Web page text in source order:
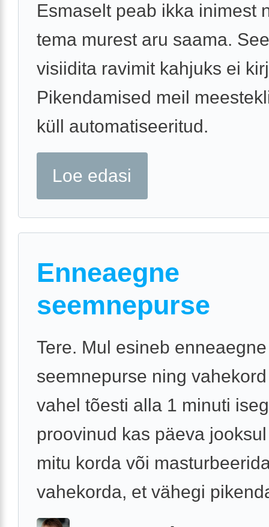
Esmaselt peab ikka inimest
tema murest aru saama.
visiidita ravimit kahjuks ei
Pikendamised meil
küll automatiseeritud.
Loe edasi
Enneaegne
seemnepurse
Tere. Mul esineb enneaegne
seemnepurse ning
vahel tõesti alla 1 minuti
proovinud kas päeva
mitu korda või
vahekorda, et vähegi